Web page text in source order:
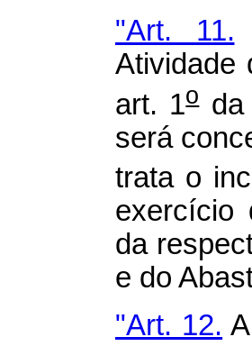
"Art. 11.
Atividade
art. 1oda
será
trata o
exercício
da
e do
"Art. 12.